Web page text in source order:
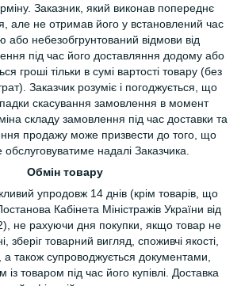
Заказник, який виконав попереднє
але не отримав його у встановлений час
або небезобгрунтований відмови від
під час його доставляння додому або
гроші тільки в сумі вартості товару (без
Заказчик розуміє і погоджується, що
скасування замовлення в момент
складу замовлення під час доставки та
продажу може призвести до того, що
надалі Заказчика.
Обмін товару
упродовж 14 днів (крім товарів, що
Кабінета Міністражів України від
не рахуючи дня покупки, якщо товар не
зберіг товарний вигляд, споживчі якості,
також супроводжується документами,
товаром під час його купівлі. Доставка